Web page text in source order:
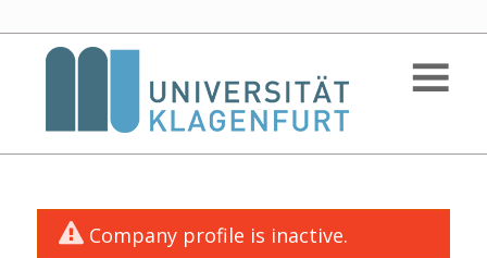
Company profile is inactive.